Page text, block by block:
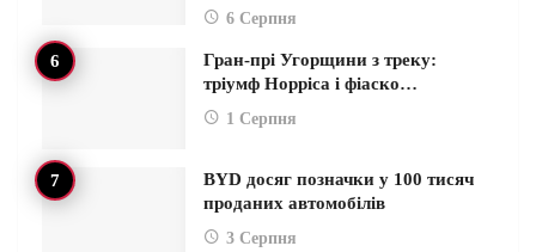
6 Серпня
Гран-прі Угорщини з треку:
тріумф Норріса і фіаско…
1 Серпня
BYD досяг позначки у 100 тисяч
проданих автомобілів
3 Серпня